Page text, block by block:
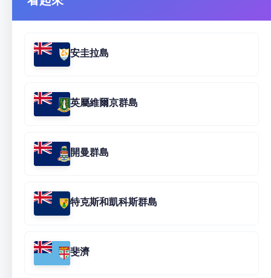
安圭拉島
英屬維爾京群島
開曼群島
特克斯和凱科斯群島
斐濟